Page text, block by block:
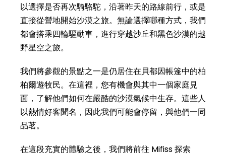
以選擇是否再次騎駱駝，沿著昨天的路線前行，或是
直接從營地開始沙漠之旅。無論選擇哪種方式，我們
都會搭乘四輪驅動車，進行穿越沙丘和黑色沙漠的越
野星空之旅。
我們將參觀的景點之一是仍居住在貝都因帳篷中的柏
柏爾遊牧民。在這裡，您有機會與其中一個家庭見
面，了解他們如何在嚴酷的沙漠氣候中生存。這些人
以熱情好客聞名，因此我們可能會停留，與他們一同
品茗。
在這段充實的體驗之後，我們將前往 Mifiss 探索